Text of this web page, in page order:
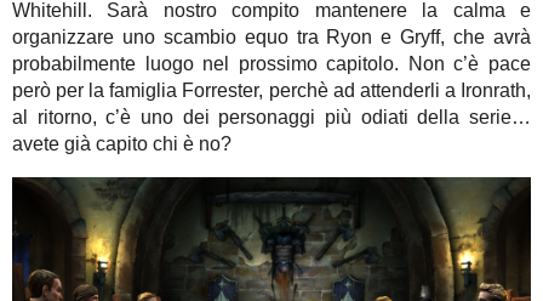
Whitehill. Sarà nostro compito mantenere la calma e
organizzare uno scambio equo tra Ryon e Gryff, che avrà
probabilmente luogo nel prossimo capitolo. Non c’è pace
però per la famiglia Forrester, perchè ad attenderli a Ironrath,
al ritorno, c’è uno dei personaggi più odiati della serie…
avete già capito chi è no?